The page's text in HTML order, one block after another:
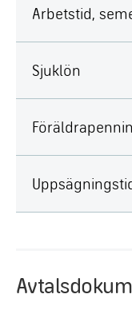
Arbetstid,
Sjuklön